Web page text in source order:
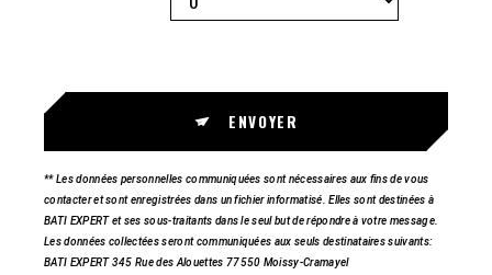
ENVOYER
** Les données personnelles communiquées sont nécessaires aux fins de vous
contacter et sont enregistrées dans un fichier informatisé. Elles sont destinées à
BATI EXPERT et ses sous-traitants dans le seul but de répondre à votre message.
Les données collectées seront communiquées aux seuls destinataires suivants:
BATI EXPERT 345 Rue des Alouettes 77550 Moissy-Cramayel